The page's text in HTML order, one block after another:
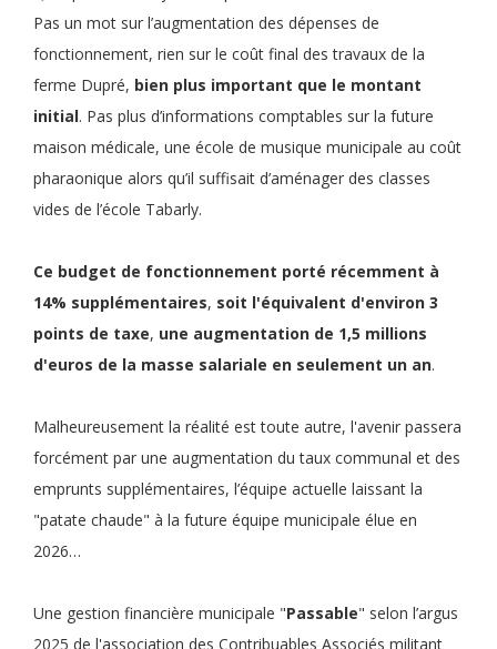
Pas un mot sur l’augmentation des dépenses de
fonctionnement, rien sur le coût final des travaux de la
ferme Dupré, bien plus important que le montant
initial. Pas plus d’informations comptables sur la future
maison médicale, une école de musique municipale au coût
pharaonique alors qu’il suffisait d’aménager des classes
vides de l’école Tabarly.
Ce budget de fonctionnement porté récemment à
14% supplémentaires, soit l'équivalent d'environ 3
points de taxe, une augmentation de 1,5 millions
d'euros de la masse salariale en seulement un an.
Malheureusement la réalité est toute autre, l'avenir passera
forcément par une augmentation du taux communal et des
emprunts supplémentaires, l’équipe actuelle laissant la
"patate chaude" à la future équipe municipale élue en
2026…
Une gestion financière municipale "Passable" selon l’argus
2025 de l'association des Contribuables Associés militant